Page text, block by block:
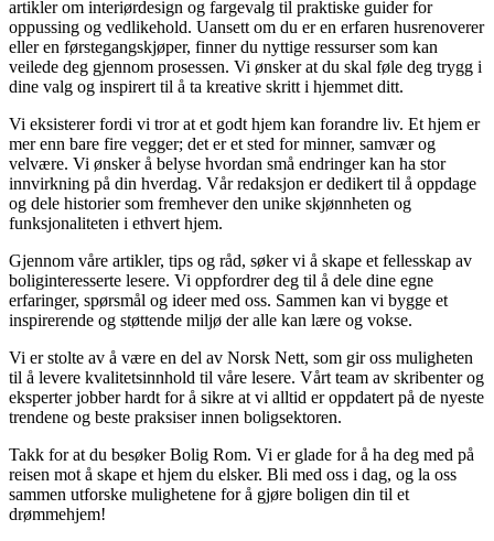
artikler om interiørdesign og fargevalg til praktiske guider for
oppussing og vedlikehold. Uansett om du er en erfaren husrenoverer
eller en førstegangskjøper, finner du nyttige ressurser som kan
veilede deg gjennom prosessen. Vi ønsker at du skal føle deg trygg i
dine valg og inspirert til å ta kreative skritt i hjemmet ditt.
Vi eksisterer fordi vi tror at et godt hjem kan forandre liv. Et hjem er
mer enn bare fire vegger; det er et sted for minner, samvær og
velvære. Vi ønsker å belyse hvordan små endringer kan ha stor
innvirkning på din hverdag. Vår redaksjon er dedikert til å oppdage
og dele historier som fremhever den unike skjønnheten og
funksjonaliteten i ethvert hjem.
Gjennom våre artikler, tips og råd, søker vi å skape et fellesskap av
boliginteresserte lesere. Vi oppfordrer deg til å dele dine egne
erfaringer, spørsmål og ideer med oss. Sammen kan vi bygge et
inspirerende og støttende miljø der alle kan lære og vokse.
Vi er stolte av å være en del av Norsk Nett, som gir oss muligheten
til å levere kvalitetsinnhold til våre lesere. Vårt team av skribenter og
eksperter jobber hardt for å sikre at vi alltid er oppdatert på de nyeste
trendene og beste praksiser innen boligsektoren.
Takk for at du besøker Bolig Rom. Vi er glade for å ha deg med på
reisen mot å skape et hjem du elsker. Bli med oss i dag, og la oss
sammen utforske mulighetene for å gjøre boligen din til et
drømmehjem!